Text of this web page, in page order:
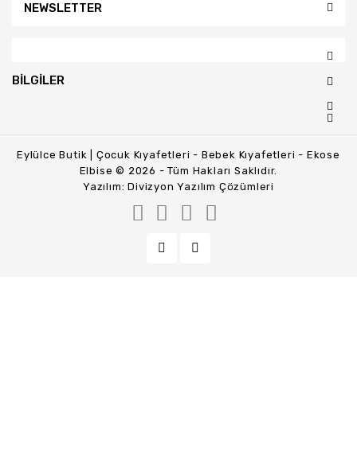
NEWSLETTER
BILGILER
Eylülce Butik | Çocuk Kıyafetleri - Bebek Kıyafetleri - Ekose
Elbise © 2026 - Tüm Hakları Saklıdır.
Yazılım:Divizyon Yazılım Çözümleri